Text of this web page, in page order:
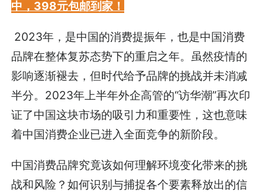
中，398元包邮到家！
2023年，是中国的消费提振年，也是中国消费
品牌在整体复苏态势下的重启之年。虽然疫情的
影响逐渐褪去，但时代给予品牌的挑战并未消减
半分。2023年上半年外企高管的“访华潮”再次印
证了中国这块市场的吸引力和重要性，这也意味
着中国消费企业已进入全面竞争的新阶段。
中国消费品牌究竟该如何理解环境变化带来的挑
战和风险？如何识别与捕捉各个要素释放出的信